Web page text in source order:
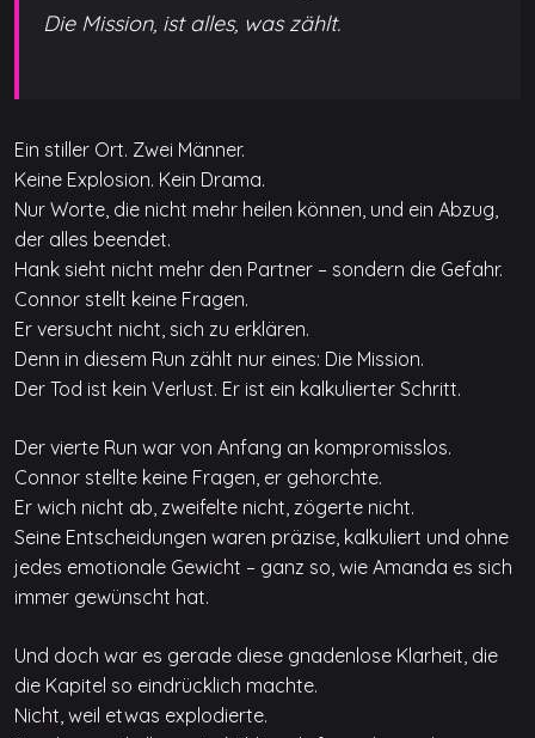
Die Mission, ist alles, was zählt.
Ein stiller Ort. Zwei Männer.
Keine Explosion. Kein Drama.
Nur Worte, die nicht mehr heilen können, und ein Abzug,
der alles beendet.
Hank sieht nicht mehr den Partner – sondern die Gefahr.
Connor stellt keine Fragen.
Er versucht nicht, sich zu erklären.
Denn in diesem Run zählt nur eines: Die Mission.
Der Tod ist kein Verlust. Er ist ein kalkulierter Schritt.
Der vierte Run war von Anfang an kompromisslos.
Connor stellte keine Fragen, er gehorchte.
Er wich nicht ab, zweifelte nicht, zögerte nicht.
Seine Entscheidungen waren präzise, kalkuliert und ohne
jedes emotionale Gewicht – ganz so, wie Amanda es sich
immer gewünscht hat.
Und doch war es gerade diese gnadenlose Klarheit, die
die Kapitel so eindrücklich machte.
Nicht, weil etwas explodierte.